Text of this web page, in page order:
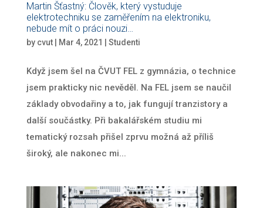
Martin Šťastný: Člověk, který vystuduje
elektrotechniku se zaměřením na elektroniku,
nebude mít o práci nouzi…
by cvut| Mar 4, 2021 Studenti
Když jsem šel na ČVUT FEL z gymnázia, o technice
jsem prakticky nic nevěděl. Na FEL jsem se naučil
základy obvodařiny a to, jak fungují tranzistory a
další součástky. Při bakalářském studiu mi
tematický rozsah přišel zprvu možná až příliš
široký, ale nakonec mi...